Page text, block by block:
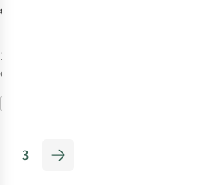
€54,95
1
disponible
3